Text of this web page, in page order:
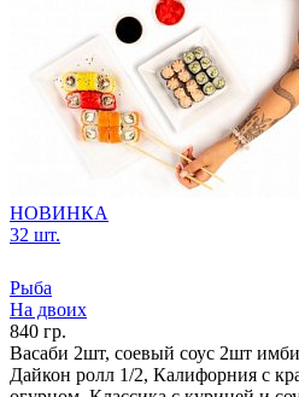
НОВИНКА
32 шт.
Рыба
На двоих
840 гр.
Васаби 2шт, соевый соус 2шт
Дайкон ролл 1/2, Калифорния с